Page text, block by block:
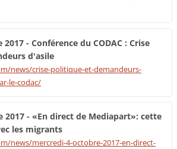
- Conférence du CODAC : Crise
d'asile
news/crise-politique-et-demandeurs-
le-codac/
2017 - «En direct de Mediapart»: cette
les migrants
news/mercredi-4-octobre-2017-en-direct-